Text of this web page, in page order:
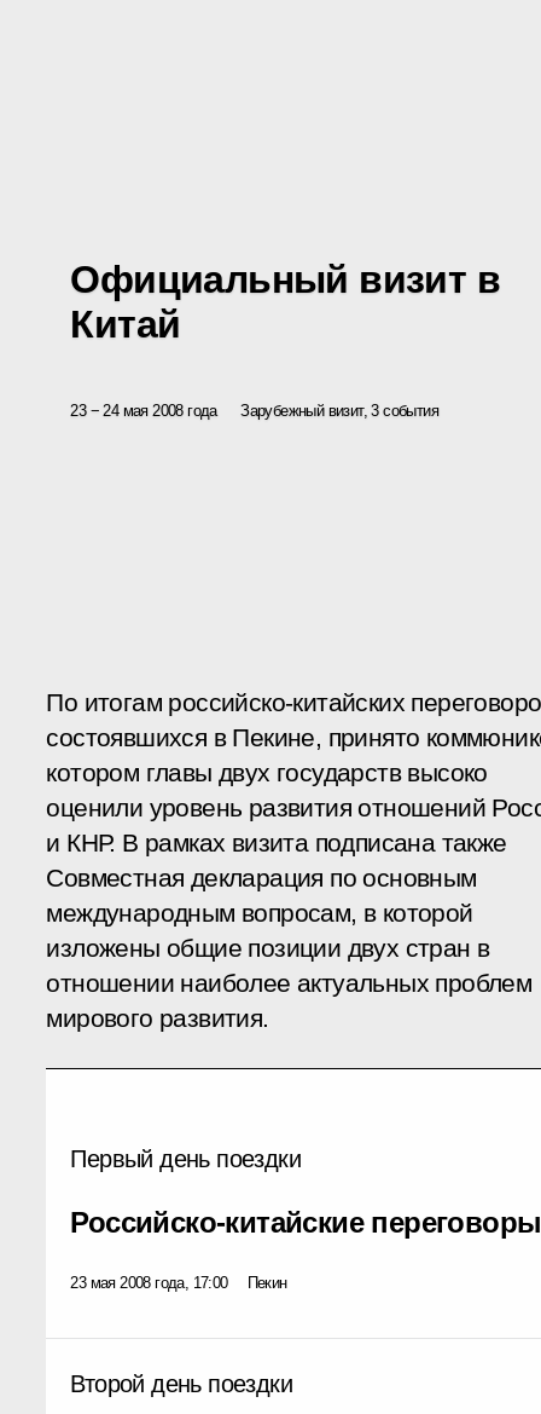
Официальный визит в
Китай
23 − 24 мая 2008 года Зарубежный визит, 3 события
По итогам российско-китайских
состоявшихся в Пекине, принято
котором главы двух государств высоко
оценили уровень развития отношений
и КНР. В рамках визита подписана также
Совместная декларация по основным
международным вопросам, в которой
изложены общие позиции двух стран в
отношении наиболее актуальных проблем
мирового развития.
Первый день поездки
Российско-китайские переговоры
23 мая 2008 года, 17:00 Пекин
Второй день поездки